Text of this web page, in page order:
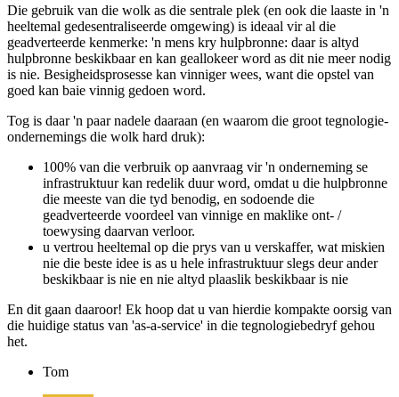
Wolk as die middelpunt van die heelal
Die gebruik van die wolk as die sentrale plek (en ook die laaste in 'n
heeltemal gedesentraliseerde omgewing) is ideaal vir al die
geadverteerde kenmerke: 'n mens kry hulpbronne: daar is altyd
is nie. Besigheidsprosesse kan vinniger wees, want die opstel van
goed kan baie vinnig gedoen word.
Tog is daar 'n paar nadele daaraan (en waarom die groot tegnologie-
ondernemings die wolk hard druk):
100% van die verbruik op aanvraag vir 'n onderneming se
infrastruktuur kan redelik duur word, omdat u die hulpbronne
die meeste van die tyd benodig, en sodoende die
geadverteerde voordeel van vinnige en maklike ont- /
toewysing daarvan verloor.
nie die beste idee is as u hele infrastruktuur slegs deur ander
beskikbaar is nie en nie altyd plaaslik beskikbaar is nie
die huidige status van 'as-a-service' in die tegnologiebedryf gehou